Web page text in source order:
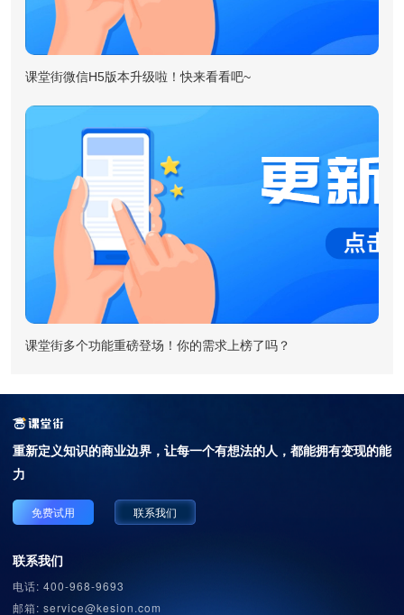
课堂街微信H5版本升级啦！快来看看吧~
课堂街多个功能重磅登场！你的需求上榜了吗？
重新定义知识的商业边界， 让每一个有想法的人，都能拥有变现的能
力
免费试用 联系我们
联系我们
电话: 400-968-9693
邮箱: service@kesion.com